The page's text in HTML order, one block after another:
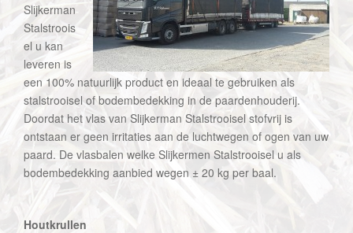
Slijkerman
Stalstroois
el u kan
leveren is
een 100% natuurlijk product en ideaal te gebruiken als
stalstrooisel of bodembedekking in de paardenhouderij.
Doordat het vlas van Slijkerman Stalstrooisel stofvrij is
ontstaan er geen irritaties aan de luchtwegen of ogen van uw
paard. De vlasbalen welke Slijkermen Stalstrooisel u als
bodembedekking aanbied wegen ± 20 kg per baal.
Houtkrullen